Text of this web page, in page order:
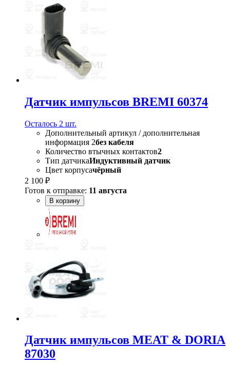
Датчик импульсов BREMI 60374
Осталось 2 шт.
Дополнительный артикул / дополнительная
информация 2без кабеля
Количество втычных контактов2
Тип датчикаИндуктивный датчик
Цвет корпусачёрный
2 100 ₽
Готов к отправке: 11 августа
В корзину
Датчик импульсов MEAT & DORIA
87030